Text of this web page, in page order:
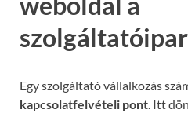
Egy szolgáltató vállalkozás
kapcsolatfelvételi pont. Itt